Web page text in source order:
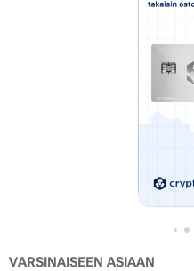
VARSINAISEEN ASIAAN